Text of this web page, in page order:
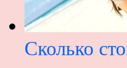
Сколько